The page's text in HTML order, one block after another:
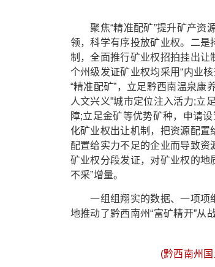
聚焦“精准配矿”提升矿产资源
领，科学有序投放矿业权。二是
制，全面推行矿业权招拍挂出
个州级发证矿业权均采用“内业
“精准配矿”，立足黔西南温泉康
人文兴义”城市定位注入活力;立
障;立足金矿等优势矿种，申请
化矿业权出让机制，把资源配
配置给实力不足的企业而导致
矿业权分段发证，对矿业权的地
不采”增量。
一组组翔实的数据、一项项细
地推动了黔西南州“富矿精开”从
(黔西南州